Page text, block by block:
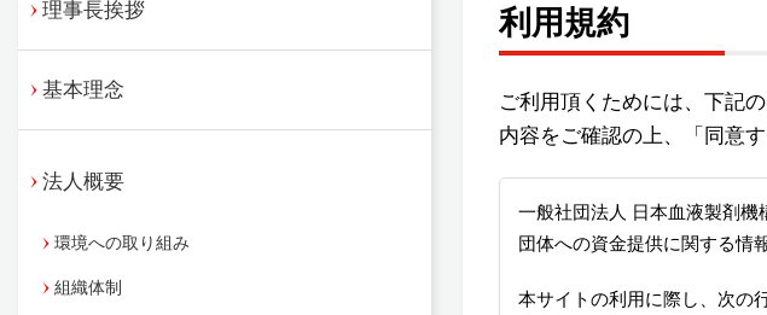
理事長挨拶
基本理念
法人概要
環境への取り組み
組織体制
利用規約
ご利用頂くためには、下記
内容をご確認の上、「同意
一般社団法人 日本血液製剤機
団体への資金提供に関する情
本サイトの利用に際し、次の